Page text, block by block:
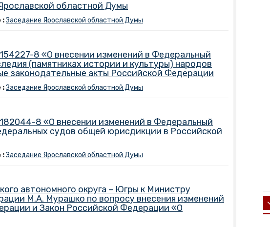
областной Думы
:Заседание Ярославской областной Думы
8 «О внесении изменений в Федеральный
(памятниках истории и культуры) народов
законодательные акты Российской Федерации
:Заседание Ярославской областной Думы
8 «О внесении изменений в Федеральный
судов общей юрисдикции в Российской
:Заседание Ярославской областной Думы
автономного округа – Югры к Министру
М.А. Мурашко по вопросу внесения изменений
и Закон Российской Федерации «О